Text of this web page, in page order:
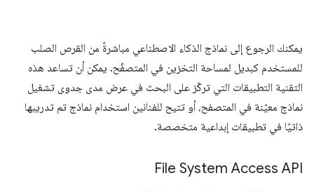
يمكنك الرجوع إلى نماذج الذكاء الاصطناعي مباشرةً من القرص الصلب
للمستخدم كبديل لمساحة التخزين في المتصفّح. يمكن أن تساعد هذه
التقنية التطبيقات التي تركّز على البحث في عرض مدى جدوى تشغيل
نماذج معيّنة في المتصفح، أو تتيح للفنانين استخدام نماذج تم تدريبها
ذاتيًا في تطبيقات إبداعية متخصصة.
File System Access API